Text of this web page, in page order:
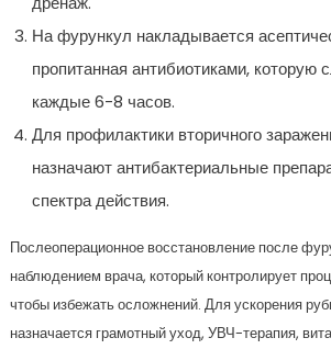
На фурункул накладывается
пропитанная антибиотиками, которую
каждые 6-8 часов.
Для профилактики вторичного
назначают антибактериальные
спектра действия.
Послеоперационное восстановление после
наблюдением врача, который контролирует
чтобы избежать осложнений. Для ускорения
назначается грамотный уход, УВЧ-терапия,